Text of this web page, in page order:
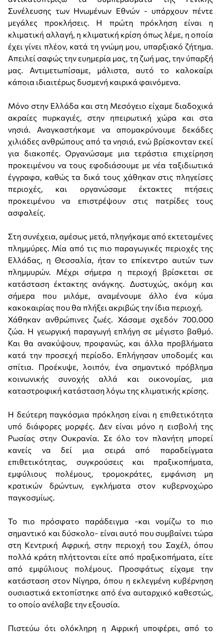
Συνέλευσης των Ηνωμένων Εθνών - υπάρχουν πέντε
μεγάλες προκλήσεις. Η πρώτη πρόκληση είναι η
κλιματική αλλαγή, η κλιματική κρίση όπως λέμε, η οποία
έχει γίνει πλέον, κατά τη γνώμη μου, υπαρξιακό ζήτημα.
Απειλεί σαφώς την ευημερία μας, τη ζωή μας, την ύπαρξή
μας. Αντιμετωπίσαμε, μάλιστα, αυτό το καλοκαίρι
κάποια ιδιαιτέρως δυσμενή καιρικά φαινόμενα.
Μόνο στην Ελλάδα και στη Μεσόγειο είχαμε διαδοχικά
ακραίες πυρκαγιές, στην ηπειρωτική χώρα και στα
νησιά. Αναγκαστήκαμε να απομακρύνουμε δεκάδες
χιλιάδες ανθρώπους από τα νησιά, ενώ βρίσκονταν εκεί
για διακοπές. Οργανώσαμε μια τεράστια επιχείρηση
προκειμένου να τους εφοδιάσουμε με νέα ταξιδιωτικά
έγγραφα, καθώς τα δικά τους χάθηκαν στις πληγείσες
περιοχές, και οργανώσαμε έκτακτες πτήσεις
προκειμένου να επιστρέψουν στις πατρίδες τους
ασφαλείς.
Στη συνέχεια, αμέσως μετά, πληγήκαμε από εκτεταμένες
πλημμύρες. Μία από τις πιο παραγωγικές περιοχές της
Ελλάδας, η Θεσσαλία, ήταν το επίκεντρο αυτών των
πλημμυρών. Μέχρι σήμερα η περιοχή βρίσκεται σε
κατάσταση έκτακτης ανάγκης. Δυστυχώς, ακόμη και
σήμερα που μιλάμε, αναμένουμε άλλο ένα κύμα
κακοκαιρίας που θα πλήξει ακριβώς την ίδια περιοχή.
Χάθηκαν ανθρώπινες ζωές. Χάσαμε σχεδόν 700.000
ζώα. Η γεωργική παραγωγή επλήγη σε μέγιστο βαθμό.
Και θα ανακύψουν, προφανώς, και άλλα προβλήματα
κατά την προσεχή περίοδο. Επλήγησαν υποδομές και
σπίτια. Προέκυψε, λοιπόν, ένα σημαντικό πρόβλημα
κοινωνικής συνοχής αλλά και οικονομίας, μια
καταστροφική κατάσταση λόγω της κλιματικής κρίσης.
Η δεύτερη παγκόσμια πρόκληση είναι η επιθετικότητα
υπό διάφορες μορφές. Δεν είναι μόνο η εισβολή της
Ρωσίας στην Ουκρανία. Σε όλο τον πλανήτη μπορεί
κανείς να δεί μια σειρά από παραδείγματα
επιθετικότητας, συγκρούσεις και πραξικοπήματα,
εμφύλιους πολέμους, τρομοκράτες, εμφάνιση μη
κρατικών δρώντων, εγκλήματα στον κυβερνοχώρο
παγκοσμίως.
Το πιο πρόσφατο παράδειγμα -και νομίζω το πιο
σημαντικό και δύσκολο- είναι αυτό που συμβαίνει τώρα
στη Κεντρική Αφρική, στην περιοχή του Σαχέλ, όπου
πολλά κράτη πλήττονται είτε από πραξικοπήματα, είτε
από εμφύλιους πολέμους. Προσφάτως είχαμε την
κατάσταση στον Νίγηρα, όπου η εκλεγμένη κυβέρνηση
ουσιαστικά εκτοπίστηκε από ένα αυταρχικό καθεστώς,
το οποίο ανέλαβε την εξουσία.
Πιστεύω ότι ολόκληρη η Αφρική υποφέρει, από το